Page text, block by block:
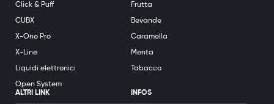
Click & Puff
CUBX
X-One Pro
X-Line
Liquidi elettronici
Open System
Frutta
Bevande
Caramella
Menta
Tabacco
ALTRI LINK INFOS